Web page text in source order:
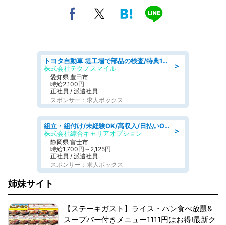
＞
トヨタ自動車 堤工場で部品の検査/特典168万/tutumi
株式会社テクノスマイル
愛知県 豊田市
時給2,100円
正社員 / 派遣社員
スポンサー：求人ボックス
＞
組立・組付け/未経験OK/高収入/日払いOK/交替制/20・30・40代活躍中
株式会社綜合キャリアオプション
静岡県 富士市
時給1,700円～2,125円
正社員 / 派遣社員
スポンサー：求人ボックス
姉妹サイト
【ステーキガスト】ライス・パン食べ放題&
スープバー付きメニュー1111円はお得!最新ク